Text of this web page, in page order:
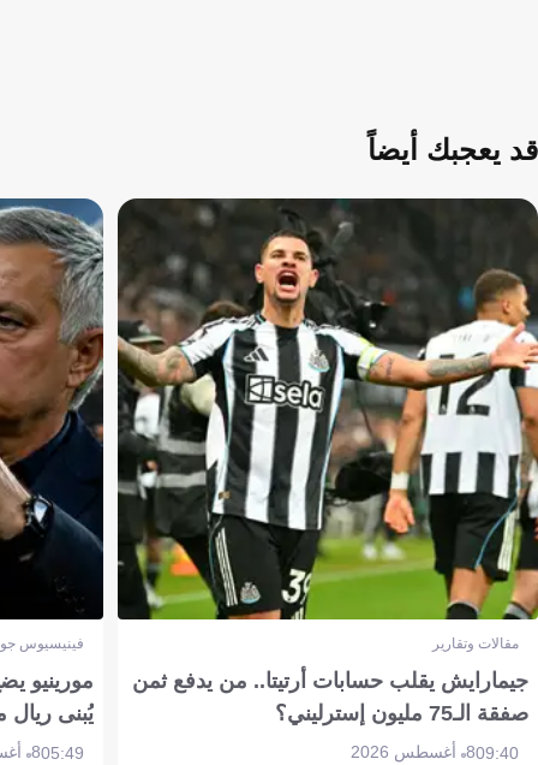
قد يعجبك أيضاً
مقالات وتقارير
جيمارايش يقلب حسابات أرتيتا.. من يدفع ثمن
صفقة الـ75 مليون إسترليني؟
09:408 أغسطس 2026
فينيسيوس
مورينيو
يُبنى ريال
05:498 أغسطس 2026